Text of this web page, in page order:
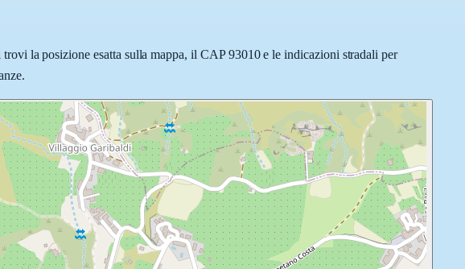
la posizione esatta sulla mappa, il CAP 93010 e le indicazioni stradali per